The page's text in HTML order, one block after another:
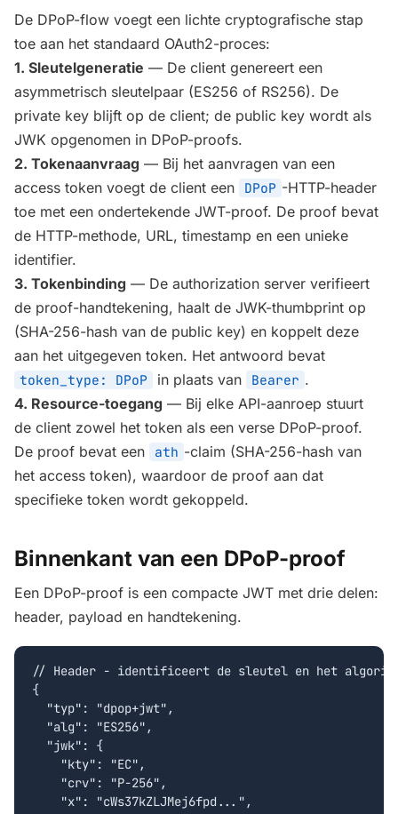
De DPoP-flow voegt een lichte cryptografische stap
toe aan het standaard OAuth2-proces:
1. Sleutelgeneratie — De client genereert een
asymmetrisch sleutelpaar (ES256 of RS256). De
private key blijft op de client; de public key wordt als
JWK opgenomen in DPoP-proofs.
2. Tokenaanvraag — Bij het aanvragen van een
access token voegt de client een
DPoP -HTTP-header
toe met een ondertekende JWT-proof. De proof bevat
de HTTP-methode, URL, timestamp en een unieke
identifier.
3. Tokenbinding — De authorization server verifieert
de proof-handtekening, haalt de JWK-thumbprint op
(SHA-256-hash van de public key) en koppelt deze
aan het uitgegeven token. Het antwoord bevat
token_type: DPoP in plaats van Bearer .
4. Resource-toegang — Bij elke API-aanroep stuurt
de client zowel het token als een verse DPoP-proof.
De proof bevat een
ath -claim (SHA-256-hash van
het access token), waardoor de proof aan dat
specifieke token wordt gekoppeld.
Binnenkant van een DPoP-proof
Een DPoP-proof is een compacte JWT met drie delen:
header, payload en handtekening.
// Header - identificeert de sleutel en het
{
  "typ": "dpop+jwt",
  "alg": "ES256",
  "jwk": {
    "kty": "EC",
    "crv": "P-256",
    "x": "cWs37kZLJMej6fpd...",